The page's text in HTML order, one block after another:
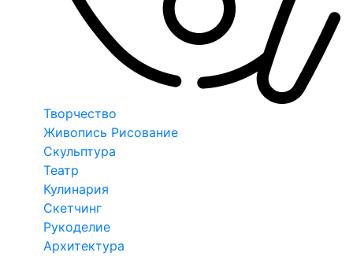
Творчество
Живопись Рисование
Скульптура
Театр
Кулинария
Скетчинг
Рукоделие
Архитектура